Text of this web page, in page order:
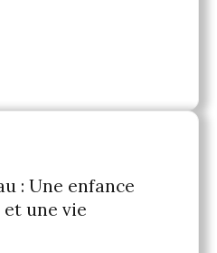
: Une enfance
et une vie